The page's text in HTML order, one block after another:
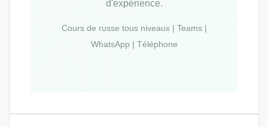
d'expérience.
Cours de russe tous niveaux | Teams |
WhatsApp | Téléphone